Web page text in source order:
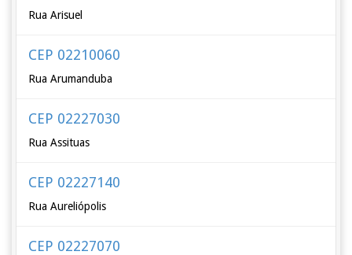
Rua Arisuel
CEP 02210060
Rua Arumanduba
CEP 02227030
Rua Assituas
CEP 02227140
Rua Aureliópolis
CEP 02227070